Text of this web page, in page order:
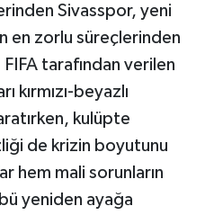
Sivasspor, yeni
en zorlu süreçlerinden
FIFA tarafından verilen
kırmızı-beyazlı
kulüpte
de krizin boyutunu
hem mali sorunların
yeniden ayağa